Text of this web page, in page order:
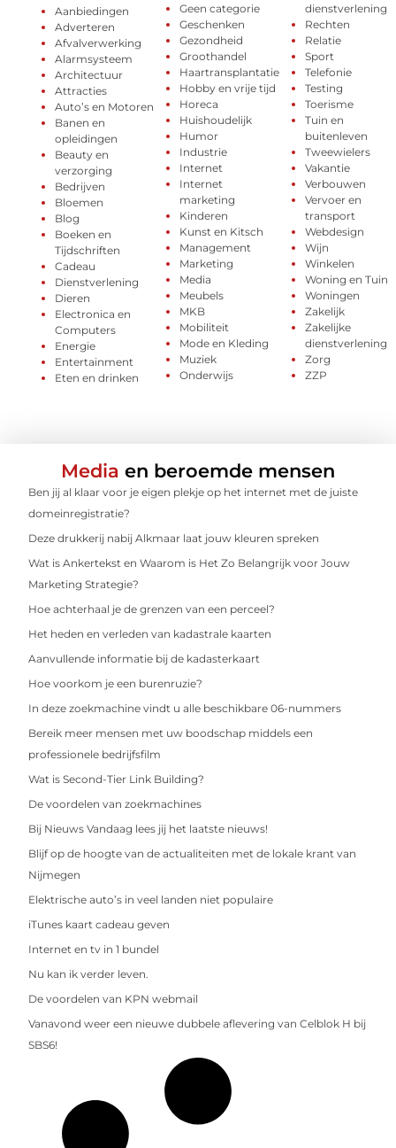
Aanbiedingen
Adverteren
Afvalverwerking
Alarmsysteem
Architectuur
Attracties
Auto’s en Motoren
Banen en
opleidingen
Beauty en
verzorging
Bedrijven
Bloemen
Blog
Boeken en
Tijdschriften
Cadeau
Dienstverlening
Dieren
Electronica en
Computers
Energie
Entertainment
Eten en drinken
Geen categorie
Geschenken
Gezondheid
Groothandel
Haartransplantatie
Hobby en vrije tijd
Horeca
Huishoudelijk
Humor
Industrie
Internet
Internet
marketing
Kinderen
Kunst en Kitsch
Management
Marketing
Media
Meubels
MKB
Mobiliteit
Mode en Kleding
Muziek
Onderwijs
dienstverlening
Rechten
Relatie
Sport
Telefonie
Testing
Toerisme
Tuin en
buitenleven
Tweewielers
Vakantie
Verbouwen
Vervoer en
transport
Webdesign
Wijn
Winkelen
Woning en Tuin
Woningen
Zakelijk
Zakelijke
dienstverlening
Zorg
ZZP
Media en beroemde mensen
Ben jij al klaar voor je eigen plekje op het internet met de juiste
domeinregistratie?
Deze drukkerij nabij Alkmaar laat jouw kleuren spreken
Wat is Ankertekst en Waarom is Het Zo Belangrijk voor Jouw
Marketing Strategie?
Hoe achterhaal je de grenzen van een perceel?
Het heden en verleden van kadastrale kaarten
Aanvullende informatie bij de kadasterkaart
Hoe voorkom je een burenruzie?
In deze zoekmachine vindt u alle beschikbare 06-nummers
Bereik meer mensen met uw boodschap middels een
professionele bedrijfsfilm
Wat is Second-Tier Link Building?
De voordelen van zoekmachines
Bij Nieuws Vandaag lees jij het laatste nieuws!
Blijf op de hoogte van de actualiteiten met de lokale krant van
Nijmegen
Elektrische auto’s in veel landen niet populaire
iTunes kaart cadeau geven
Internet en tv in 1 bundel
Nu kan ik verder leven.
De voordelen van KPN webmail
Vanavond weer een nieuwe dubbele aflevering van Celblok H bij
SBS6!